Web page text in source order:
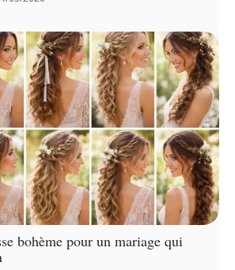
bohème pour un mariage qui